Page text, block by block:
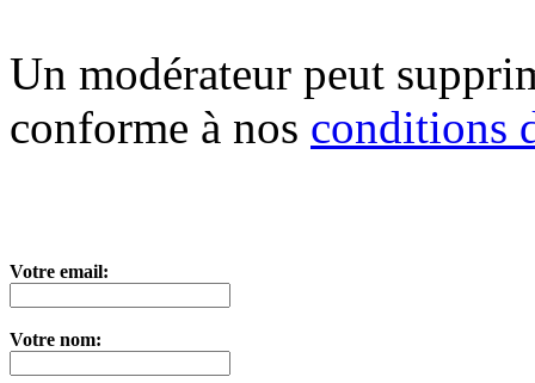
Un modérateur peut
conforme à nos conditions
Votre email:
Votre nom: